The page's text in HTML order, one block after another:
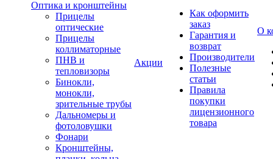
Оптика и кронштейны
Прицелы
оптические
Прицелы
коллиматорные
ПНВ и
тепловизоры
Бинокли,
монокли,
зрительные трубы
Дальномеры и
фотоловушки
Фонари
Кронштейны,
Акции
Как оформить
заказ
Гарантия и
возврат
Производители
Полезные
статьи
Правила
покупки
лицензионного
товара
О